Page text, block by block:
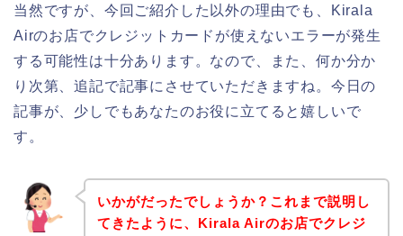
当然ですが、今回ご紹介した以外の理由でも、Kirala
Airのお店でクレジットカードが使えないエラーが発生
する可能性は十分あります。なので、また、何か分か
り次第、追記で記事にさせていただきますね。今日の
記事が、少しでもあなたのお役に立てると嬉しいで
す。
いかがだったでしょうか？これまで説明し
てきたように、Kirala Airのお店でクレジ